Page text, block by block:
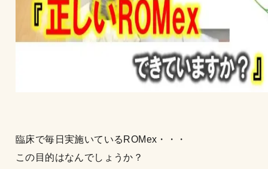
臨床で毎日実施いているROMex・・・
この目的はなんでしょうか？